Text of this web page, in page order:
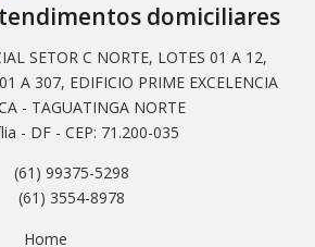
domiciliares
SETOR C NORTE, LOTES 01 A 12,
A 307, EDIFICIO PRIME EXCELENCIA
- TAGUATINGA NORTE
- DF - CEP: 71.200-035
(61) 99375-5298
(61) 3554-8978
Home